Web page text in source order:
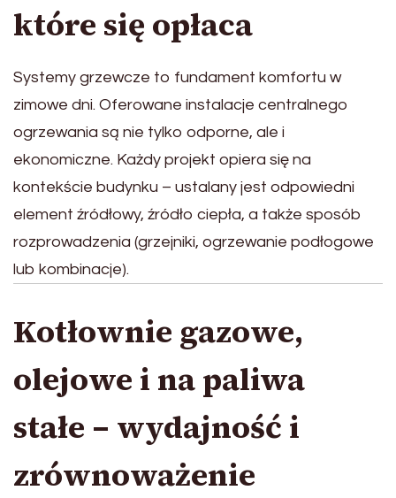
które się opłaca
Systemy grzewcze to fundament komfortu w
zimowe dni. Oferowane instalacje centralnego
ogrzewania są nie tylko odporne, ale i
ekonomiczne. Każdy projekt opiera się na
kontekście budynku – ustalany jest odpowiedni
element źródłowy, źródło ciepła, a także sposób
rozprowadzenia (grzejniki, ogrzewanie podłogowe
lub kombinacje).
Kotłownie gazowe,
olejowe i na paliwa
stałe – wydajność i
zrównoważenie